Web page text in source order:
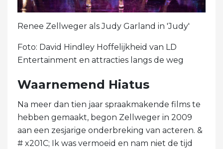
Renee Zellweger als Judy Garland in 'Judy'
Foto: David Hindley Hoffelijkheid van LD
Entertainment en attracties langs de weg
Waarnemend Hiatus
Na meer dan tien jaar spraakmakende films te
hebben gemaakt, begon Zellweger in 2009
aan een zesjarige onderbreking van acteren. &
# x201C; Ik was vermoeid en nam niet de tijd